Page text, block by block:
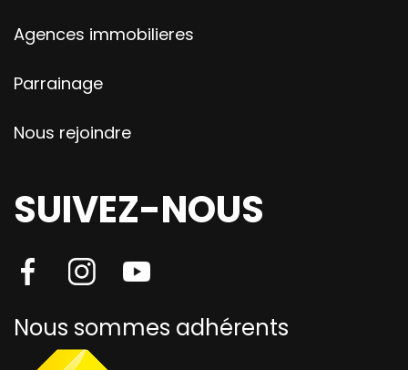
Agences immobilieres
Parrainage
Nous rejoindre
SUIVEZ-NOUS
Nous sommes adhérents